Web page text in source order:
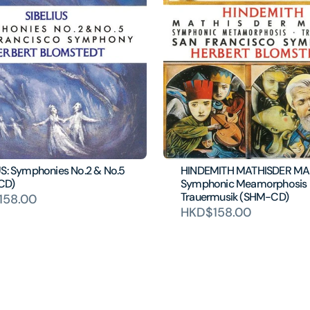
Symphonies No.2 & No.5
HINDEMITH MATHISDER
Symphonic Meamorphosis
Trauermusik (SHM-CD)
HKD$158.00